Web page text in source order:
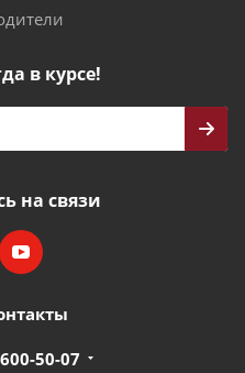
в курсе!
на связи
50-07